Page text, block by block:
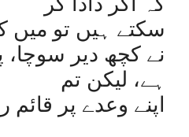
سکتے ہیں تو میں
نے کچھ دیر سوچا،
ہے، لیکن تم
اپنے وعدے پر قائم